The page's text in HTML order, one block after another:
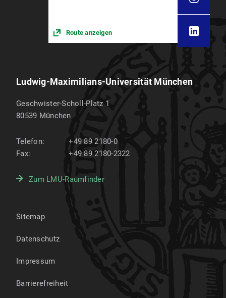
Route anzeigen
Ludwig-Maximilians-Universität München
Geschwister-Scholl-Platz 1
80539 München
Telefon:
+49 89 2180-0
Fax:
+49 89 2180-2322
Zum LMU-Raumfinder
Sitemap
Datenschutz
Impressum
Barrierefreiheit